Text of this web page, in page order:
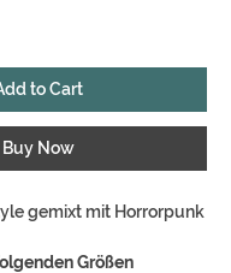
to Cart
Buy Now
gemixt mit Horrorpunk
Größen